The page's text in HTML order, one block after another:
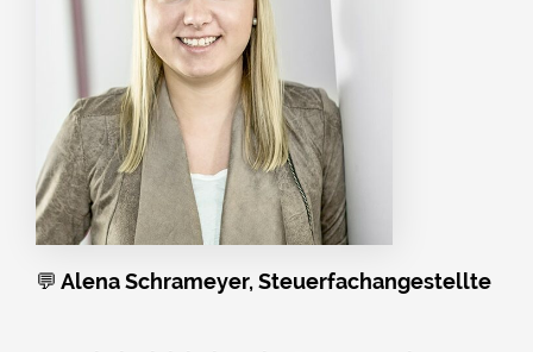
💬 Alena Schrameyer, Steuerfachangestellte